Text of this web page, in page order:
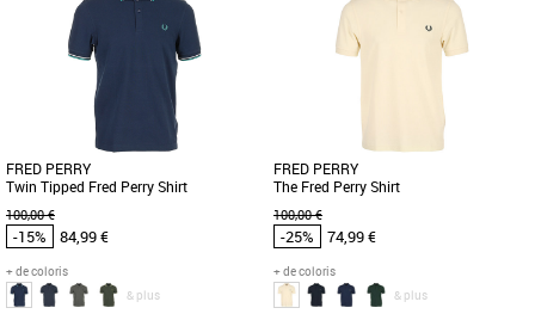
Vêtements pas cher et Promos
Vêtements
Le Polo Fred Perry Twin Tipped est un
incontournable de la collection
Printemps Été 2026, alliant élégance [...]
FRED PERRY
Twin Tipped Fred Perry Shirt
100,00 €
-15% 84,99 €
+ de coloris
& plus
FRED PERRY
The Fred Perry Shirt
100,00 €
-25% 74,99 €
+ de coloris
& plus